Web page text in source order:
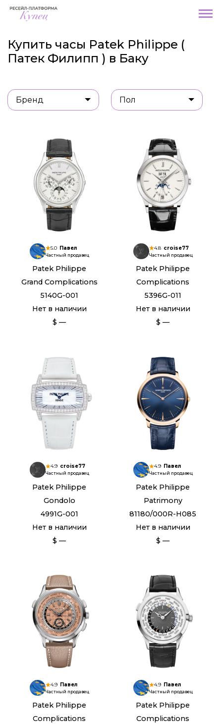
Купить часы Patek Philippe (
Патек Филипп ) в Баку
Бренд Пол
5.0 Павел
Частный продавец
Patek Philippe
Grand Complications
5140G-001
Нет в наличии
$ —
4.8 croise77
Частный продавец
Patek Philippe
Complications
5396G-011
Нет в наличии
$ —
4.9 croise77
Частный продавец
Patek Philippe
Gondolo
4991G-001
Нет в наличии
$ —
4.9 Павел
Частный продавец
Patek Philippe
Patrimony
81180/000R-H085
Нет в наличии
$ —
4.9 Павел
Частный продавец
Patek Philippe
Complications
4.9 Павел
Частный продавец
Patek Philippe
Complications